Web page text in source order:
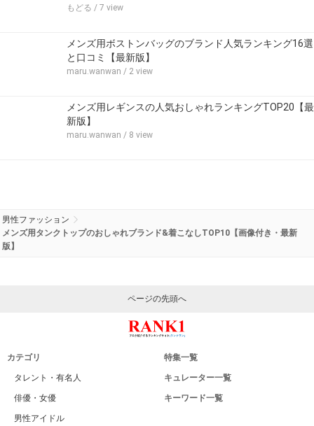
もどる / 7 view
メンズ用ボストンバッグのブランド人気ランキング16選
と口コミ【最新版】
maru.wanwan / 2 view
メンズ用レギンスの人気おしゃれランキングTOP20【最
新版】
maru.wanwan / 8 view
男性ファッション
メンズ用タンクトップのおしゃれブランド&着こなしTOP10【画像付き・最新
版】
ページの先頭へ
カテゴリ
タレント・有名人
俳優・女優
男性アイドル
特集一覧
キュレーター一覧
キーワード一覧